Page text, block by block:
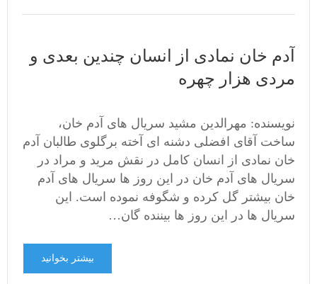
آدم خان نمادی از انسان چندین بعدی و
مردی هزار چهره
نویسنده: مهرالدین مشید سریال های آدم خان،
ساخت آقای افضلی دشنه ای آخته برگلوی طالبان آدم
خان نمادی از انسان کامل در نقش مرید و مراد در
سریال های آدم خان در این روز ها سریال های آدم
خان بیشتر گل کرده و شگوفه نموده است. این
سريال ها در این روز ها بیننده گان…
بیشتر بخوانید